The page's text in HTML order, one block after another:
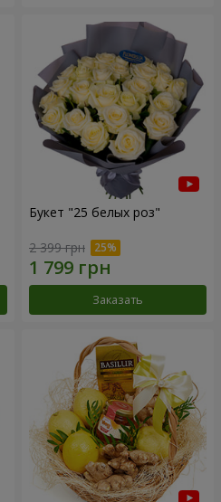
Букет "25 белых роз"
2 399 грн
Заказать